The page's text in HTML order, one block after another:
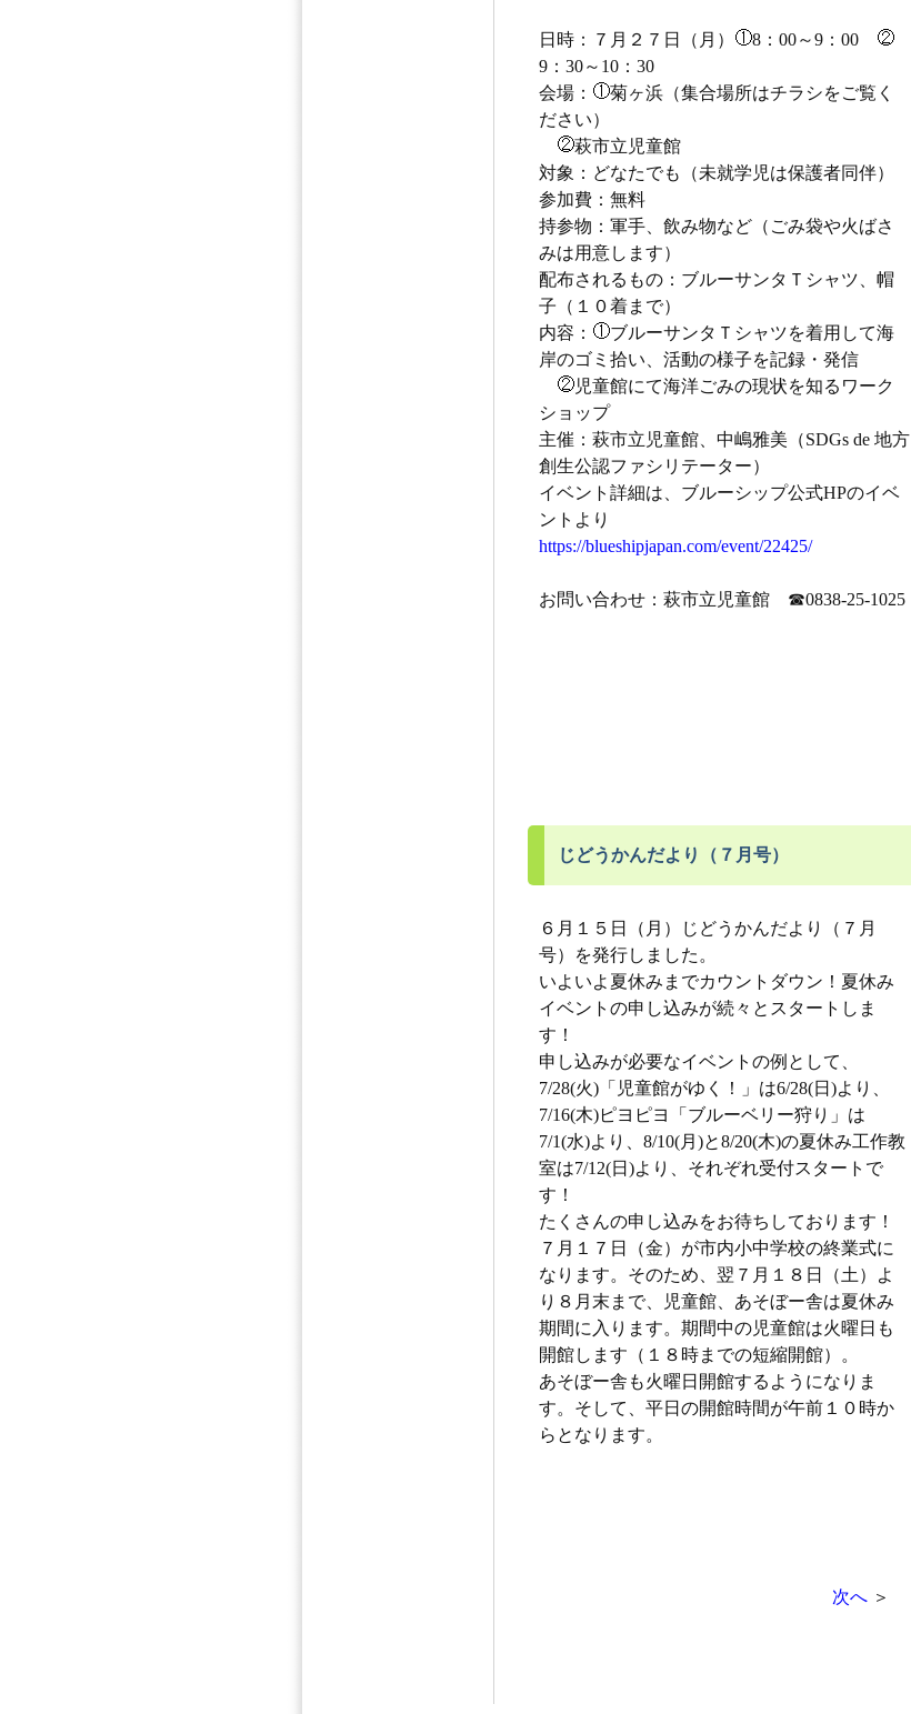
日時：７月２７日（月）
8：00～9：00
9：30～10：30
会場：
菊ヶ浜（集合場所はチラシをご覧く
ださい）
萩市立児童館
対象：どなたでも（未就学児は保護者同伴）
参加費：無料
持参物：軍手、飲み物など（ごみ袋や火ばさ
みは用意します）
配布されるもの：ブルーサンタＴシャツ、帽
子（１０着まで）
内容：
ブルーサンタＴシャツを着用して海
岸のゴミ拾い、活動の様子を記録・発信
児童館にて海洋ごみの現状を知るワーク
ショップ
主催：萩市立児童館、中嶋雅美（SDGs de 地方
創生公認ファシリテーター）
イベント詳細は、ブルーシップ公式HPのイベ
ントより
https://blueshipjapan.com/event/22425/
お問い合わせ：萩市立児童館 ☎0838-25-1025
じどうかんだより（７月号）
６月１５日（月）じどうかんだより（７月
号）を発行しました。
いよいよ夏休みまでカウントダウン！夏休み
イベントの申し込みが続々とスタートしま
す！
申し込みが必要なイベントの例として、
7/28(火)「児童館がゆく！」は6/28(日)より、
7/16(木)ピヨピヨ「ブルーベリー狩り」は
7/1(水)より、8/10(月)と8/20(木)の夏休み工作教
室は7/12(日)より、それぞれ受付スタートで
す！
たくさんの申し込みをお待ちしております！
７月１７日（金）が市内小中学校の終業式に
なります。そのため、翌７月１８日（土）よ
り８月末まで、児童館、あそぼー舎は夏休み
期間に入ります。期間中の児童館は火曜日も
開館します（１８時までの短縮開館）。
あそぼー舎も火曜日開館するようになりま
す。そして、平日の開館時間が午前１０時か
らとなります。
次へ＞